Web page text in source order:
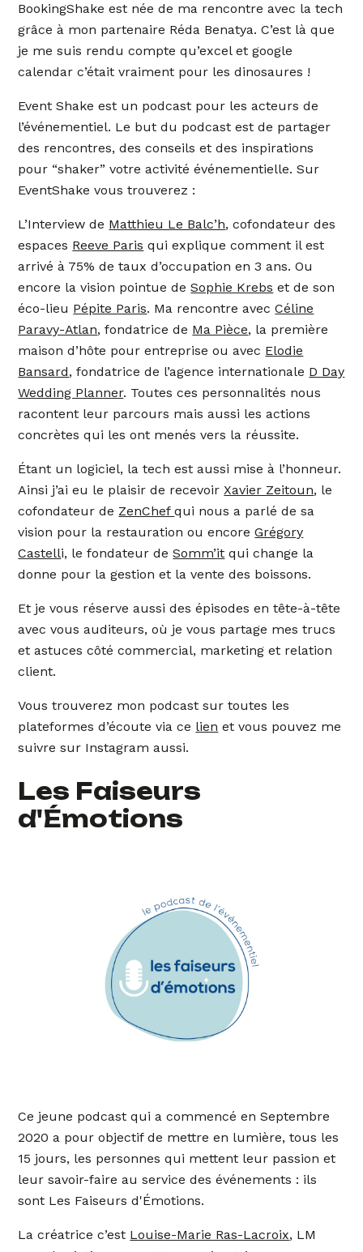
BookingShake est née de ma rencontre avec la tech
grâce à mon partenaire Réda Benatya. C’est là que
je me suis rendu compte qu’excel et google
calendar c’était vraiment pour les dinosaures !
Event Shake est un podcast pour les acteurs de
l’événementiel. Le but du podcast est de partager
des rencontres, des conseils et des inspirations
pour “shaker” votre activité événementielle. Sur
EventShake vous trouverez :
L’Interview de Matthieu Le Balc’h, cofondateur des
espaces Reeve Paris qui explique comment il est
arrivé à 75% de taux d’occupation en 3 ans. Ou
encore la vision pointue deSophie Krebs et de son
éco-lieu Pépite Paris. Ma rencontre avecCéline
Paravy-Atlan, fondatrice de Ma Pièce, la première
maison d’hôte pour entreprise ou avec Elodie
Bansard, fondatrice de l’agence internationale D Day
Wedding Planner. Toutes ces personnalités nous
racontent leur parcours mais aussi les actions
concrètes qui les ont menés vers la réussite.
Étant un logiciel, la tech est aussi mise à l’honneur.
Ainsi j’ai eu le plaisir de recevoirXavier Zeitoun, le
cofondateur de ZenChefqui nous a parlé de sa
vision pour la restauration ou encoreGrégory
Castelli, le fondateur deSomm’it qui change la
donne pour la gestion et la vente des boissons.
Et je vous réserve aussi des épisodes en tête-à-tête
avec vous auditeurs, où je vous partage mes trucs
et astuces côté commercial, marketing et relation
client.
Vous trouverez mon podcast sur toutes les
plateformes d’écoute via ce lien et vous pouvez me
suivre sur Instagram aussi.
Les Faiseurs
d'Émotions
Ce jeune podcast qui a commencé en Septembre
2020 a pour objectif de mettre en lumière, tous les
15 jours, les personnes qui mettent leur passion et
leur savoir-faire au service des événements : ils
sont Les Faiseurs d'Émotions.
La créatrice c’est Louise-Marie Ras-Lacroix, LM